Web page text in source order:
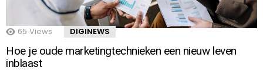
65 Views DIGINEWS
Hoe je oude marketingtechnieken een nieuw leven
inblaast